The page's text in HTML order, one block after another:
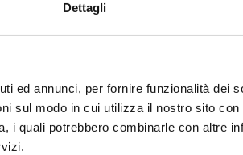
Dettagli
ed annunci, per fornire funzionalità dei
sul modo in cui utilizza il nostro sito
i quali potrebbero combinarle con altre
suddiviso: